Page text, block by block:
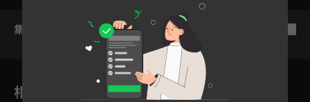
集數列表
相關花絮